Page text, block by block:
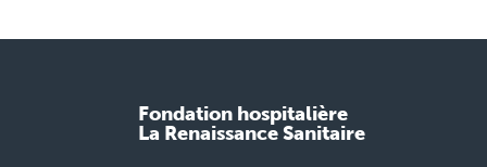
Fondation hospitalière
La Renaissance Sanitaire